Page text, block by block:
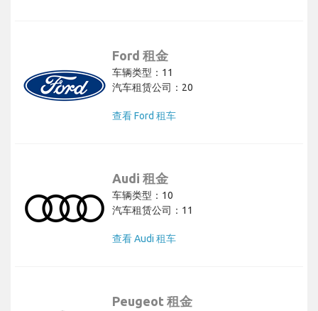
Ford 租金
车辆类型：11
汽车租赁公司：20
查看 Ford 租车
Audi 租金
车辆类型：10
汽车租赁公司：11
查看 Audi 租车
Peugeot 租金